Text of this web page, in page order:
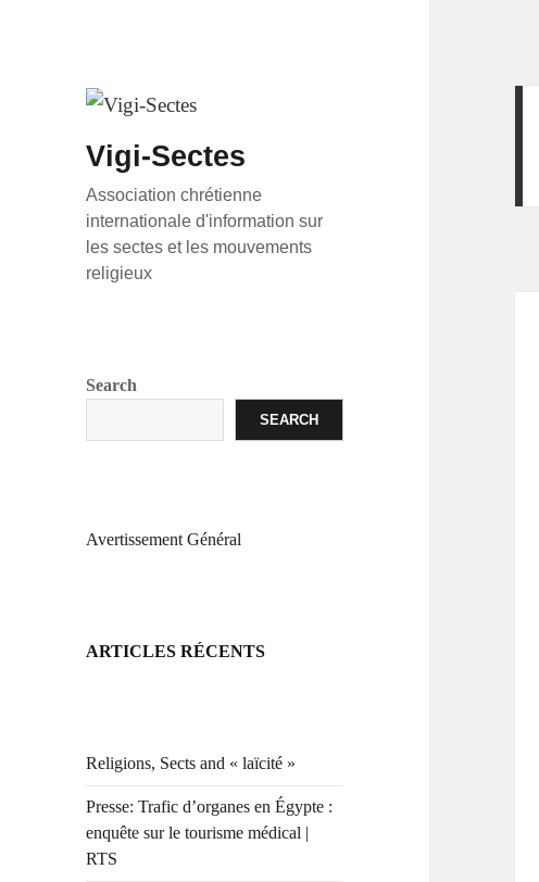
Vigi-Sectes
Association chrétienne
internationale d'information sur
les sectes et les mouvements
religieux
Search
SEARCH
Avertissement Général
ARTICLES RÉCENTS
Religions, Sects and « laïcité »
Presse: Trafic d’organes en Égypte :
enquête sur le tourisme médical |
RTS